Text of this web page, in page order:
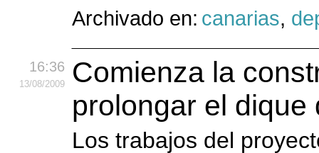
Archivado en: canarias,
16:36
13/08/2009
Comienza la
prolongar el dique
Los trabajos del